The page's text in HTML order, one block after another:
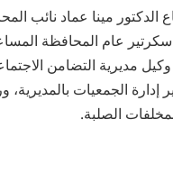
الدكتور مينا عماد نائب
عام المحافظة
مديرية التضامن
إدارة الجمعيات
الصلبة.